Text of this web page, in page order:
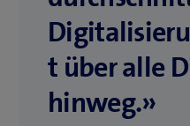
t über alle
hinweg.»